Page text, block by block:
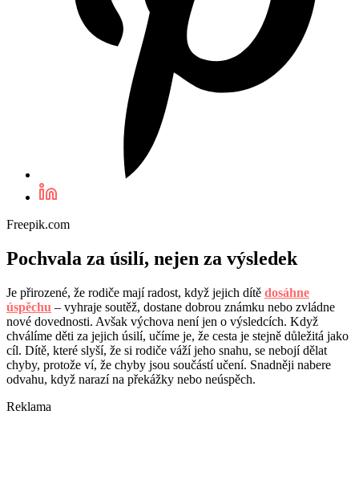
Freepik.com
Pochvala za úsilí, nejen za výsledek
Je přirozené, že rodiče mají radost, když jejich dítě dosáhne
úspěchu – vyhraje soutěž, dostane dobrou známku nebo zvládne
nové dovednosti. Avšak výchova není jen o výsledcích. Když
chválíme děti za jejich úsilí, učíme je, že cesta je stejně důležitá jako
cíl. Dítě, které slyší, že si rodiče váží jeho snahu, se nebojí dělat
chyby, protože ví, že chyby jsou součástí učení. Snadněji nabere
odvahu, když narazí na překážky nebo neúspěch.
Reklama